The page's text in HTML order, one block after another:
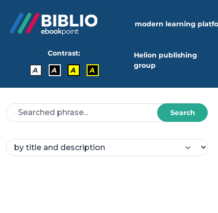
modern learning
Contrast:
A
A A A
Helion publishing
group
Search